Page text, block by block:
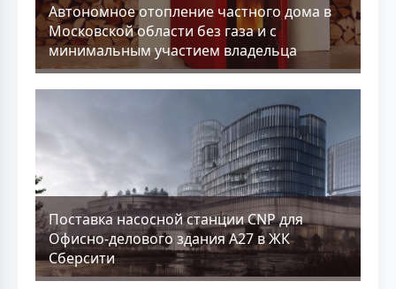
Aвтономное отопление частного дома в
Московской области без газа и с
минимальным участием владельца
Поставка насосной станции CNP для
Офисно-делового здания А27 в ЖК
Сберсити